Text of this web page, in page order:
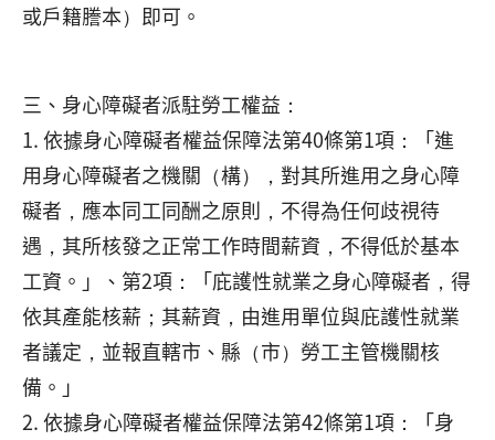
或戶籍謄本）即可。
三、身心障礙者派駐勞工權益：
1. 依據身心障礙者權益保障法第40條第1項：「進
用身心障礙者之機關（構），對其所進用之身心障
礙者，應本同工同酬之原則，不得為任何歧視待
遇，其所核發之正常工作時間薪資，不得低於基本
工資。」、第2項：「庇護性就業之身心障礙者，得
依其產能核薪；其薪資，由進用單位與庇護性就業
者議定，並報直轄市、縣（市）勞工主管機關核
備。」
2. 依據身心障礙者權益保障法第42條第1項：「身